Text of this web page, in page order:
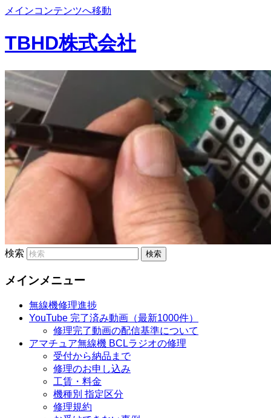
メインコンテンツへ移動
TBHD株式会社
検索
メインメニュー
無線機修理進捗
YouTube 完了済み動画（最新1000件）
修理完了動画の配信基準について
アマチュア無線機 BCLラジオの修理
受付から納品まで
修理のお申し込み
工賃・料金
機種別 指定区分
修理規約